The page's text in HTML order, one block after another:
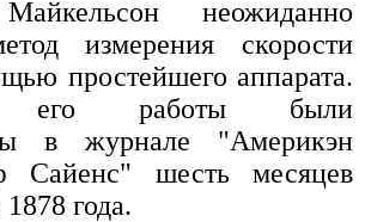
неожиданно
измерения скорости
простейшего аппарата.
его работы были
в журнале "Америкэн
Сайенс" шесть месяцев
года.